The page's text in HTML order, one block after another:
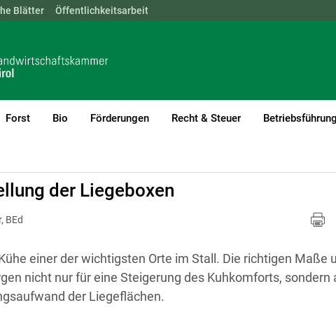
BGLD KTN NÖ OÖ
Blätter Öffentlichkeitsarbeit
Forst Bio Förderungen Recht & Steuer Betriebsführung
& Tierkomfort
der Liegeboxen
BEd
einer der wichtigsten Orte im Stall. Die richtigen Maße
nicht nur für eine Steigerung des Kuhkomforts, sondern
der Liegeflächen.